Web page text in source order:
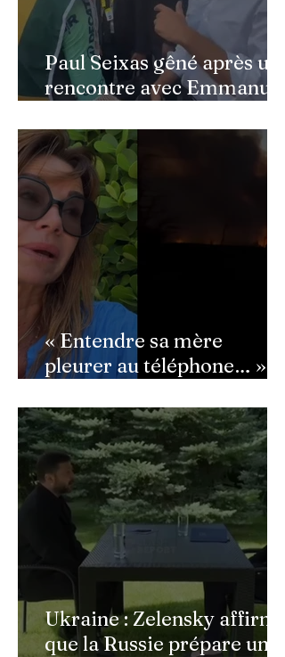
Paul Seixas gêné après une
rencontre avec Emmanuel
semé la panique dans son
équipe
« Entendre sa mère
pleurer au téléphone… » :
bouleversée par les
incendies du Cap-Ferret,
son témoignage poignant
Ukraine : Zelensky affirme
que la Russie prépare une